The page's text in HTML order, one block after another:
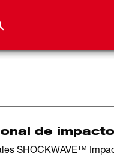
de impacto
SHOCKWAVE™